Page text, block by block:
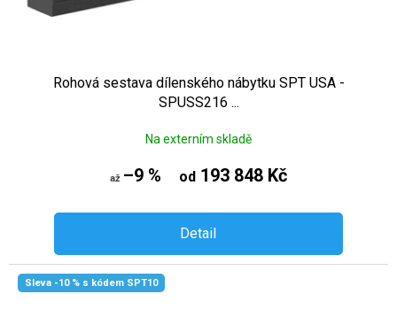
Rohová sestava dílenského nábytku SPT USA -
SPUSS216 ...
Na externím skladě
až –9 % od 193 848 Kč
Detail
Sleva -10 % s kódem SPT10